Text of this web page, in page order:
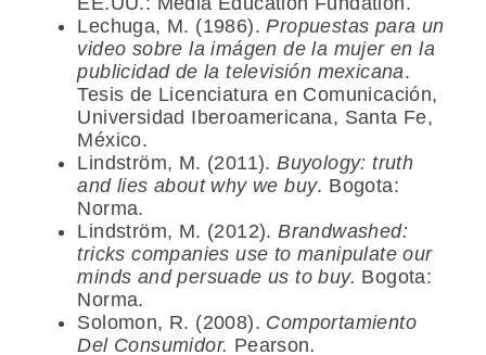
Lechuga, M. (1986).Propuestas para un
video sobre la imágen de la mujer en la
publicidad de la televisión mexicana.
Tesis de Licenciatura en Comunicación,
Universidad Iberoamericana, Santa Fe,
México.
Lindström, M. (2011).Buyology: truth
and lies about why we buy. Bogota:
Norma.
Lindström, M. (2012).Brandwashed:
tricks companies use to manipulate our
minds and persuade us to buy. Bogota:
Norma.
Solomon, R. (2008). Comportamiento
Del Consumidor. Pearson.